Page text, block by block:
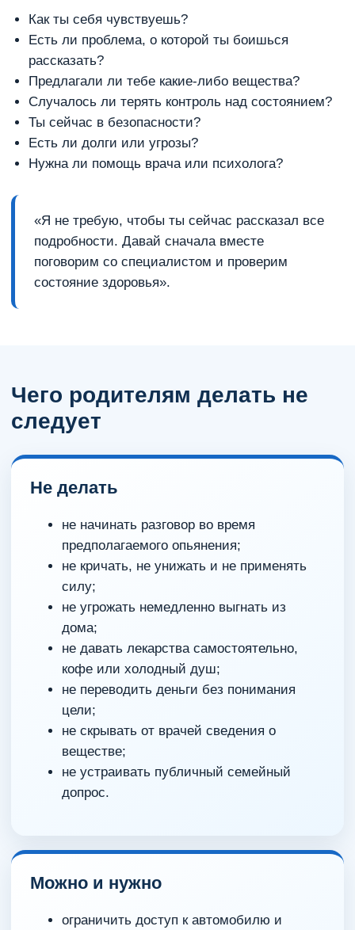
Как ты себя чувствуешь?
Есть ли проблема, о которой ты боишься
рассказать?
Предлагали ли тебе какие-либо вещества?
Случалось ли терять контроль над состоянием?
Ты сейчас в безопасности?
Есть ли долги или угрозы?
Нужна ли помощь врача или психолога?
«Я не требую, чтобы ты сейчас рассказал все
подробности. Давай сначала вместе
поговорим со специалистом и проверим
состояние здоровья».
Чего родителям делать не
следует
Не делать
не начинать разговор во время
предполагаемого опьянения;
не кричать, не унижать и не применять
силу;
не угрожать немедленно выгнать из
дома;
не давать лекарства самостоятельно,
кофе или холодный душ;
не переводить деньги без понимания
цели;
не скрывать от врачей сведения о
веществе;
не устраивать публичный семейный
допрос.
Можно и нужно
ограничить доступ к автомобилю и